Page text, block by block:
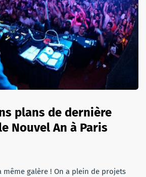
plans de dernière
Nouvel An à Paris
même galère ! On a plein de projets